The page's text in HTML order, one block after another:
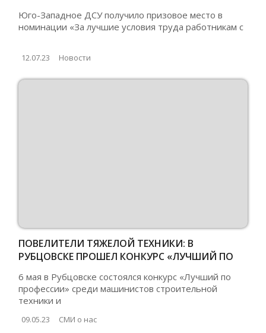
Юго-Западное ДСУ получило призовое место в
номинации «За лучшие условия труда работникам с
12.07.23 Новости
ПОВЕЛИТЕЛИ ТЯЖЕЛОЙ ТЕХНИКИ: В
РУБЦОВСКЕ ПРОШЕЛ КОНКУРС «ЛУЧШИЙ ПО
6 мая в Рубцовске состоялся конкурс «Лучший по
профессии» среди машинистов строительной
техники и
09.05.23 СМИ о нас